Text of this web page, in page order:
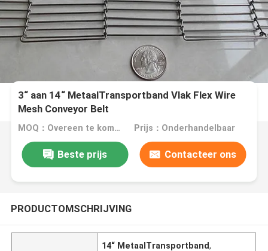
3“ aan 14“ MetaalTransportband Vlak Flex Wire
Mesh Conveyor Belt
MOQ：Overeen te komen Prijs：Onderhandelbaar
Beste prijs Contacteer ons
PRODUCTOMSCHRIJVING
14“ MetaalTransportband,